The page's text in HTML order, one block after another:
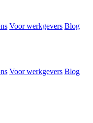
Voor werkgevers Blog
Voor werkgevers Blog